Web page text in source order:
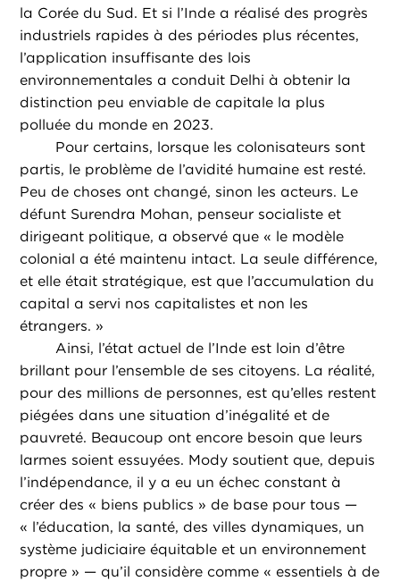
la Corée du Sud. Et si l’Inde a réalisé des progrès
industriels rapides à des périodes plus récentes,
l’application insuffisante des lois
environnementales a conduit Delhi à obtenir la
distinction peu enviable de capitale la plus
polluée du monde en 2023.
Pour certains, lorsque les colonisateurs sont
partis, le problème de l’avidité humaine est resté.
Peu de choses ont changé, sinon les acteurs. Le
défunt Surendra Mohan, penseur socialiste et
dirigeant politique, a observé que « le modèle
colonial a été maintenu intact. La seule différence,
et elle était stratégique, est que l’accumulation du
capital a servi nos capitalistes et non les
étrangers. »
Ainsi, l’état actuel de l’Inde est loin d’être
brillant pour l’ensemble de ses citoyens. La réalité,
pour des millions de personnes, est qu’elles restent
piégées dans une situation d’inégalité et de
pauvreté. Beaucoup ont encore besoin que leurs
larmes soient essuyées. Mody soutient que, depuis
l’indépendance, il y a eu un échec constant à
créer des « biens publics » de base pour tous —
« l’éducation, la santé, des villes dynamiques, un
système judiciaire équitable et un environnement
propre » — qu’il considère comme « essentiels à de